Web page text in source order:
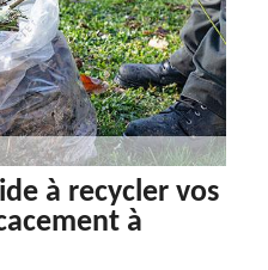
à recycler vos
à